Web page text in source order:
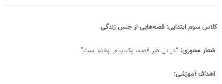
کلاس سوم ابتدایی: قصه‌هایی از جنس زندگی
شعار محوری: “در دل هر قصه، یک پیام نهفته است”
اهداف آموزشی: